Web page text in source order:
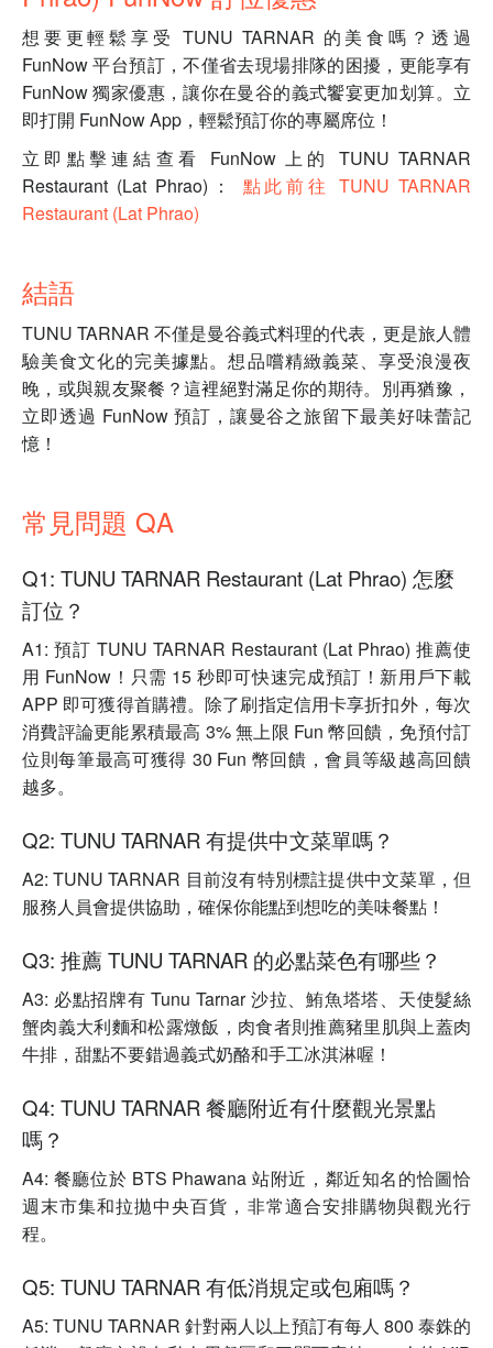
想要更輕鬆享受 TUNU TARNAR 的美食嗎？透過
FunNow 平台預訂，不僅省去現場排隊的困擾，更能享有
FunNow 獨家優惠，讓你在曼谷的義式饗宴更加划算。立
即打開 FunNow App，輕鬆預訂你的專屬席位！
立即點擊連結查看 FunNow 上的 TUNU TARNAR
Restaurant (Lat Phrao)： 點此前往 TUNU TARNAR
Restaurant (Lat Phrao)
結語
TUNU TARNAR 不僅是曼谷義式料理的代表，更是旅人體
驗美食文化的完美據點。想品嚐精緻義菜、享受浪漫夜
晚，或與親友聚餐？這裡絕對滿足你的期待。別再猶豫，
立即透過 FunNow 預訂，讓曼谷之旅留下最美好味蕾記
憶！
常見問題 QA
Q1: TUNU TARNAR Restaurant (Lat Phrao) 怎麼
訂位？
A1: 預訂 TUNU TARNAR Restaurant (Lat Phrao) 推薦使
用 FunNow！只需 15 秒即可快速完成預訂！新用戶下載
APP 即可獲得首購禮。除了刷指定信用卡享折扣外，每次
消費評論更能累積最高 3% 無上限 Fun 幣回饋，免預付訂
位則每筆最高可獲得 30 Fun 幣回饋，會員等級越高回饋
越多。
Q2: TUNU TARNAR 有提供中文菜單嗎？
A2: TUNU TARNAR 目前沒有特別標註提供中文菜單，但
服務人員會提供協助，確保你能點到想吃的美味餐點！
Q3: 推薦 TUNU TARNAR 的必點菜色有哪些？
A3: 必點招牌有 Tunu Tarnar 沙拉、鮪魚塔塔、天使髮絲
蟹肉義大利麵和松露燉飯，肉食者則推薦豬里肌與上蓋肉
牛排，甜點不要錯過義式奶酪和手工冰淇淋喔！
Q4: TUNU TARNAR 餐廳附近有什麼觀光景點
嗎？
A4: 餐廳位於 BTS Phawana 站附近，鄰近知名的恰圖恰
週末市集和拉拋中央百貨，非常適合安排購物與觀光行
程。
Q5: TUNU TARNAR 有低消規定或包廂嗎？
A5: TUNU TARNAR 針對兩人以上預訂有每人 800 泰銖的